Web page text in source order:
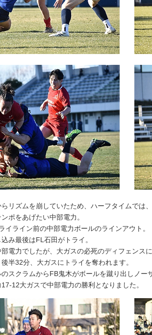
リズムを崩していたため、ハーフタイムでは
ポをあげたい中部電力。
イライン前の中部電力ボールのラインアウト。
み最後はFL石田がトライ。
電力でしたが、大ガスの必死のディフェンス
半32分、大ガスにトライを奪われます。
スクラムからFB鬼木がボールを蹴り出しノー
12大ガスで中部電力の勝利となりました。